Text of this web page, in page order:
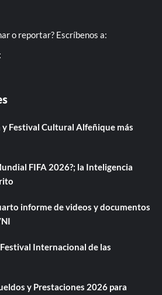
o reportar? Escríbenos a:
y Festival Cultural Alfeñique más
FIFA 2026?; la Inteligencia
informe de videos y documentos
Internacional de las
y Prestaciones 2026 para